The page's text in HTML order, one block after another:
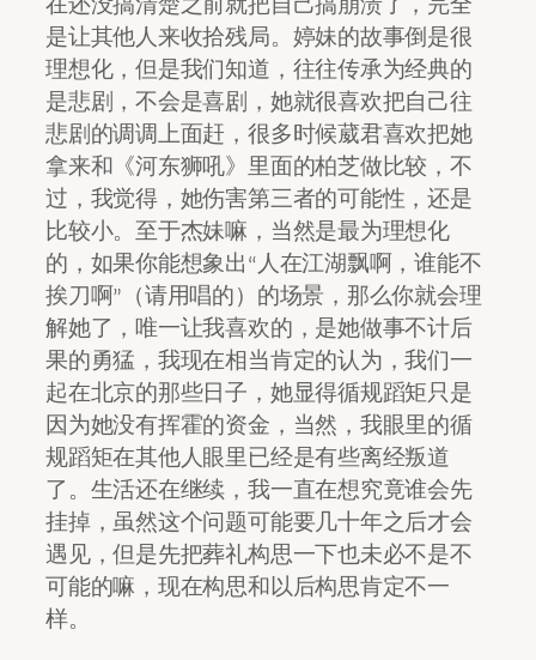
是让其他人来收拾残局。婷妹的故事倒是很
理想化，但是我们知道，往往传承为经典的
是悲剧，不会是喜剧，她就很喜欢把自己往
悲剧的调调上面赶，很多时候葳君喜欢把她
拿来和《河东狮吼》里面的柏芝做比较，不
过，我觉得，她伤害第三者的可能性，还是
比较小。至于杰妹嘛，当然是最为理想化
的，如果你能想象出“人在江湖飘啊，谁能不
挨刀啊”（请用唱的）的场景，那么你就会理
解她了，唯一让我喜欢的，是她做事不计后
果的勇猛，我现在相当肯定的认为，我们一
起在北京的那些日子，她显得循规蹈矩只是
因为她没有挥霍的资金，当然，我眼里的循
规蹈矩在其他人眼里已经是有些离经叛道
了。生活还在继续，我一直在想究竟谁会先
挂掉，虽然这个问题可能要几十年之后才会
遇见，但是先把葬礼构思一下也未必不是不
可能的嘛，现在构思和以后构思肯定不一
样。